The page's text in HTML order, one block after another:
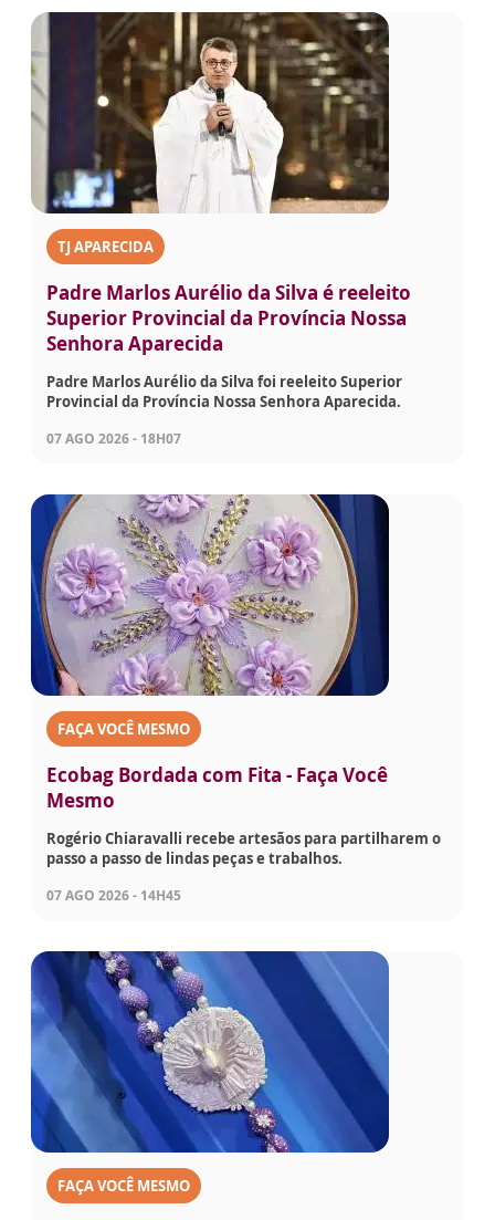
TJ APARECIDA
Padre Marlos Aurélio da Silva é reeleito
Superior Provincial da Província Nossa
Senhora Aparecida
Padre Marlos Aurélio da Silva foi reeleito Superior
Provincial da Província Nossa Senhora Aparecida.
07 AGO 2026 - 18H07
FAÇA VOCÊ MESMO
Ecobag Bordada com Fita - Faça Você
Mesmo
Rogério Chiaravalli recebe artesãos para partilharem o
passo a passo de lindas peças e trabalhos.
07 AGO 2026 - 14H45
FAÇA VOCÊ MESMO